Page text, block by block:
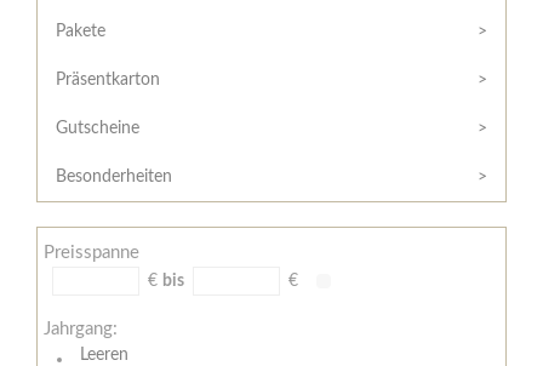
/
Widerrufsformular
AGB
Zahlungsbedingungen
Meine
Pakete
Präsentkarton
Gutscheine
Besonderheiten
Preisspanne
€ bis €
Jahrgang:
Leeren